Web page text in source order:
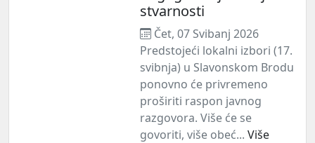
stvarnosti
Čet, 07 Svibanj 2026
Predstojeći lokalni izbori (17.
svibnja) u Slavonskom Brodu
ponovno će privremeno
proširiti raspon javnog
razgovora. Više će se
govoriti, više obeć... Više